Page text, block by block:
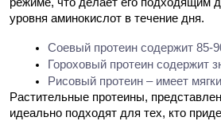
уровня аминокислот в течение дня.
Соевый протеин содержит 85-
Гороховый протеин содержит
Рисовый протеин – имеет
Растительные протеины,
идеально подходят для тех, кто